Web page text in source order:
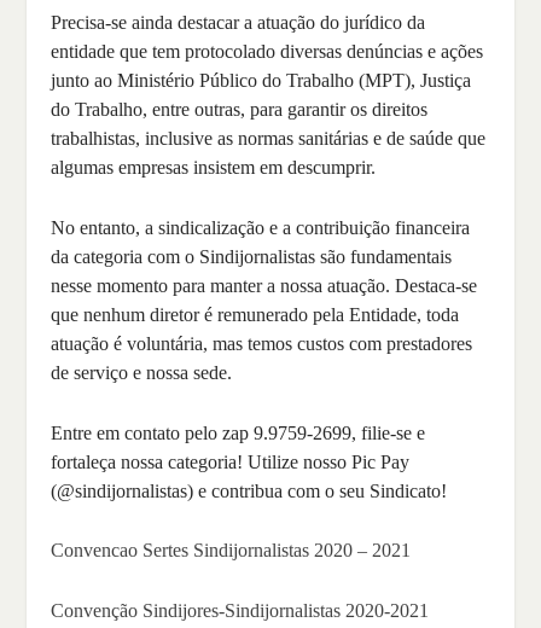
Precisa-se ainda destacar a atuação do jurídico da
entidade que tem protocolado diversas denúncias e ações
junto ao Ministério Público do Trabalho (MPT), Justiça
do Trabalho, entre outras, para garantir os direitos
trabalhistas, inclusive as normas sanitárias e de saúde que
algumas empresas insistem em descumprir.
No entanto, a sindicalização e a contribuição financeira
da categoria com o Sindijornalistas são fundamentais
nesse momento para manter a nossa atuação. Destaca-se
que nenhum diretor é remunerado pela Entidade, toda
atuação é voluntária, mas temos custos com prestadores
de serviço e nossa sede.
Entre em contato pelo zap 9.9759-2699, filie-se e
fortaleça nossa categoria! Utilize nosso Pic Pay
(@sindijornalistas) e contribua com o seu Sindicato!
Convencao Sertes Sindijornalistas 2020 – 2021
Convenção Sindijores-Sindijornalistas 2020-2021